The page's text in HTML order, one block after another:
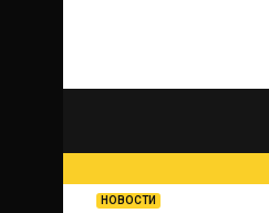
НОВОСТИ